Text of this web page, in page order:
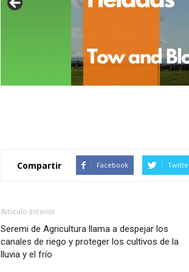
Compartir Facebook
Artículo anterior
Seremi de Agricultura llama a despejar los
canales de riego y proteger los cultivos de la
lluvia y el frío